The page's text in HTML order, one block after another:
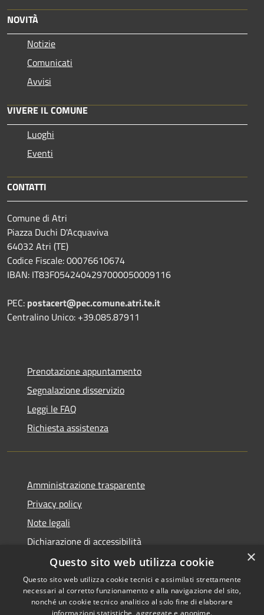
NOVITÀ
Notizie
Comunicati
Avvisi
VIVERE IL COMUNE
Luoghi
Eventi
CONTATTI
Comune di Atri
Piazza Duchi D'Acquaviva
64032 Atri (TE)
Codice Fiscale: 00076610674
IBAN: IT83F0542404297000050009116
PEC: postacert@pec.comune.atri.te.it
Centralino Unico: +39.085.87911
Prenotazione appuntamento
Segnalazione disservizio
Leggi le FAQ
Richiesta assistenza
Amministrazione trasparente
Privacy policy
Note legali
Dichiarazione di accessibilità
Copyright © 2026 • Comune di
×
Questo sito web utilizza cookie
Questo sito web utilizza cookie tecnici e assimilati strettamente
necessari al corretto funzionamento e alla navigazione del sito,
nonché un cookie tecnico analitico al solo fine di elaborare
informazioni statistiche, aggregate e anonime.